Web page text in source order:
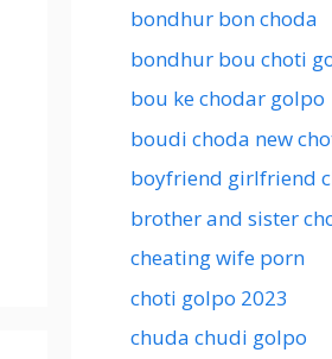
bondhur bon choda
bondhur bou choti
bou ke chodar golpo
boudi choda new
boyfriend girlfriend
brother and sister
cheating wife porn
choti golpo 2023
chuda chudi golpo